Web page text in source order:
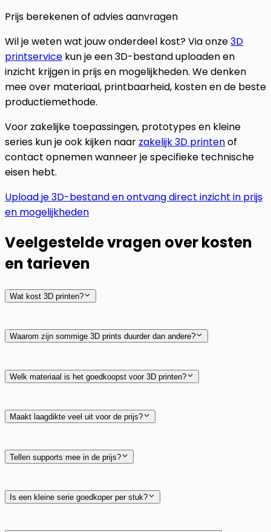
Prijs berekenen of advies aanvragen
Wil je weten wat jouw onderdeel kost? Via onze3D
printservice kun je een 3D-bestand uploaden en
inzicht krijgen in prijs en mogelijkheden. We denken
mee over materiaal, printbaarheid, kosten en de beste
productiemethode.
Voor zakelijke toepassingen, prototypes en kleine
series kun je ook kijken naar zakelijk 3D printenof
contact opnemen wanneer je specifieke technische
eisen hebt.
Upload je 3D-bestand en ontvang direct inzicht in prijs
en mogelijkheden
Veelgestelde vragen over kosten
en tarieven
Wat kost 3D printen?
Waarom zijn sommige 3D prints duurder dan andere?
Welk materiaal is het goedkoopst voor 3D printen?
Maakt laagdikte veel uit voor de prijs?
Tellen supports mee in de prijs?
Is een kleine serie goedkoper per stuk?